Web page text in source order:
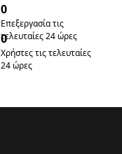
0
Επεξεργασία τις
τελευταίες 24 ώρες
0
Χρήστες τις τελευταίες
24 ώρες